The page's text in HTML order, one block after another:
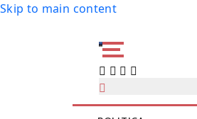
Skip to main content